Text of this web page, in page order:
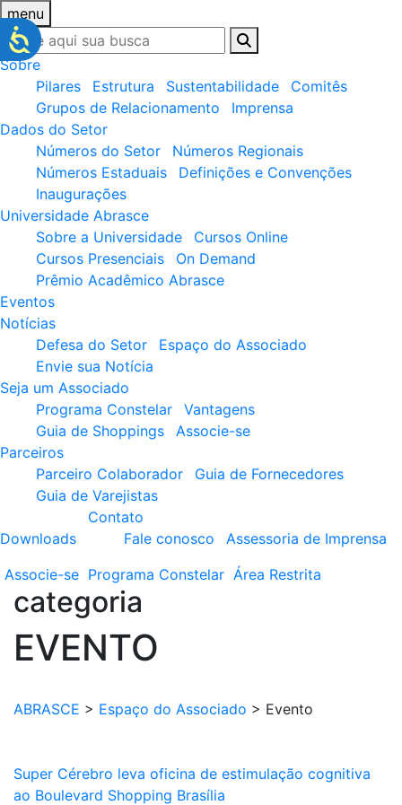
menu
Sobre
Pilares
Estrutura Sustentabilidade
Comitês
Grupos de Relacionamento
Imprensa
Dados do Setor
Números do Setor
Números Regionais
Números Estaduais
Definições e Convenções
Inaugurações
Universidade Abrasce
Sobre a Universidade
Cursos Online
Cursos Presenciais
On Demand
Prêmio Acadêmico Abrasce
Eventos
Notícias
Defesa do Setor
Espaço do Associado
Envie sua Notícia
Seja um Associado
Programa Constelar
Vantagens
Guia de Shoppings
Associe-se
Parceiros
Parceiro Colaborador
Guia de Fornecedores
Guia de Varejistas
Downloads
Contato
Fale conosco
Assessoria de Imprensa
Associe-se Programa Constelar Área Restrita
categoria
EVENTO
ABRASCE > Espaço do Associado > Evento
Super Cérebro leva oficina de estimulação cognitiva
ao Boulevard Shopping Brasília